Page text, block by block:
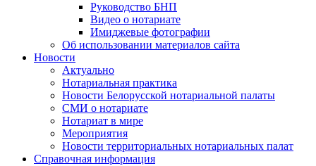
Руководство БНП
Видео о нотариате
Имиджевые фотографии
Об использовании материалов сайта
Новости
Актуально
Нотариальная практика
Новости Белорусской нотариальной палаты
СМИ о нотариате
Нотариат в мире
Мероприятия
Новости территориальных нотариальных палат
Справочная информация